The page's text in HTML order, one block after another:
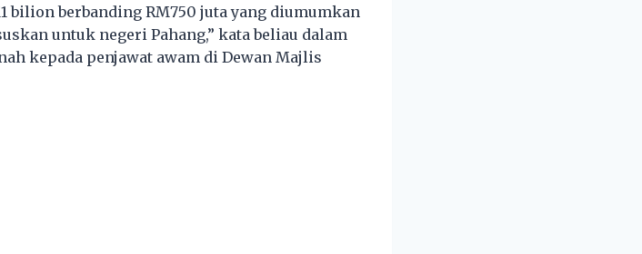
bilion berbanding RM750 juta yang diumumkan
untuk negeri Pahang,” kata beliau dalam
kepada penjawat awam di Dewan Majlis